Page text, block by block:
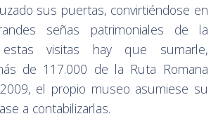
sus puertas, convirtiéndose en
señas patrimoniales de la
estas visitas hay que sumarle,
de 117.000 de la Ruta Romana
el propio museo asumiese su
a contabilizarlas.